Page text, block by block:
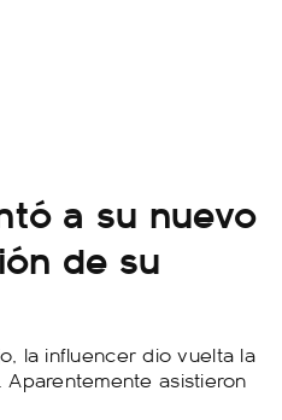
a su nuevo
de su
la influencer dio vuelta la
asistieron